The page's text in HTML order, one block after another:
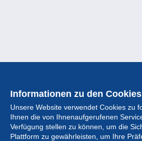
Informationen zu den Cookies
Unsere Website verwendet Cookies zu
Ihnen die von Ihnenaufgerufenen
Verfügung stellen zu können, um die
Plattform zu gewährleisten, um Ihre